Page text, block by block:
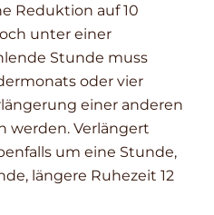
Reduktion auf 10
unter einer
Stunde muss
oder vier
einer anderen
werden. Verlängert
um eine Stunde,
längere Ruhezeit 12